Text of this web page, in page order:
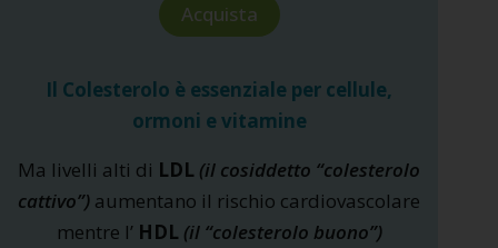
Acquista
Il Colesterolo è essenziale per cellule,
ormoni e vitamine
Ma livelli alti di LDL (il cosiddetto “colesterolo
cattivo”) aumentano il rischio cardiovascolare
mentre l’ HDL (il “colesterolo buono”)